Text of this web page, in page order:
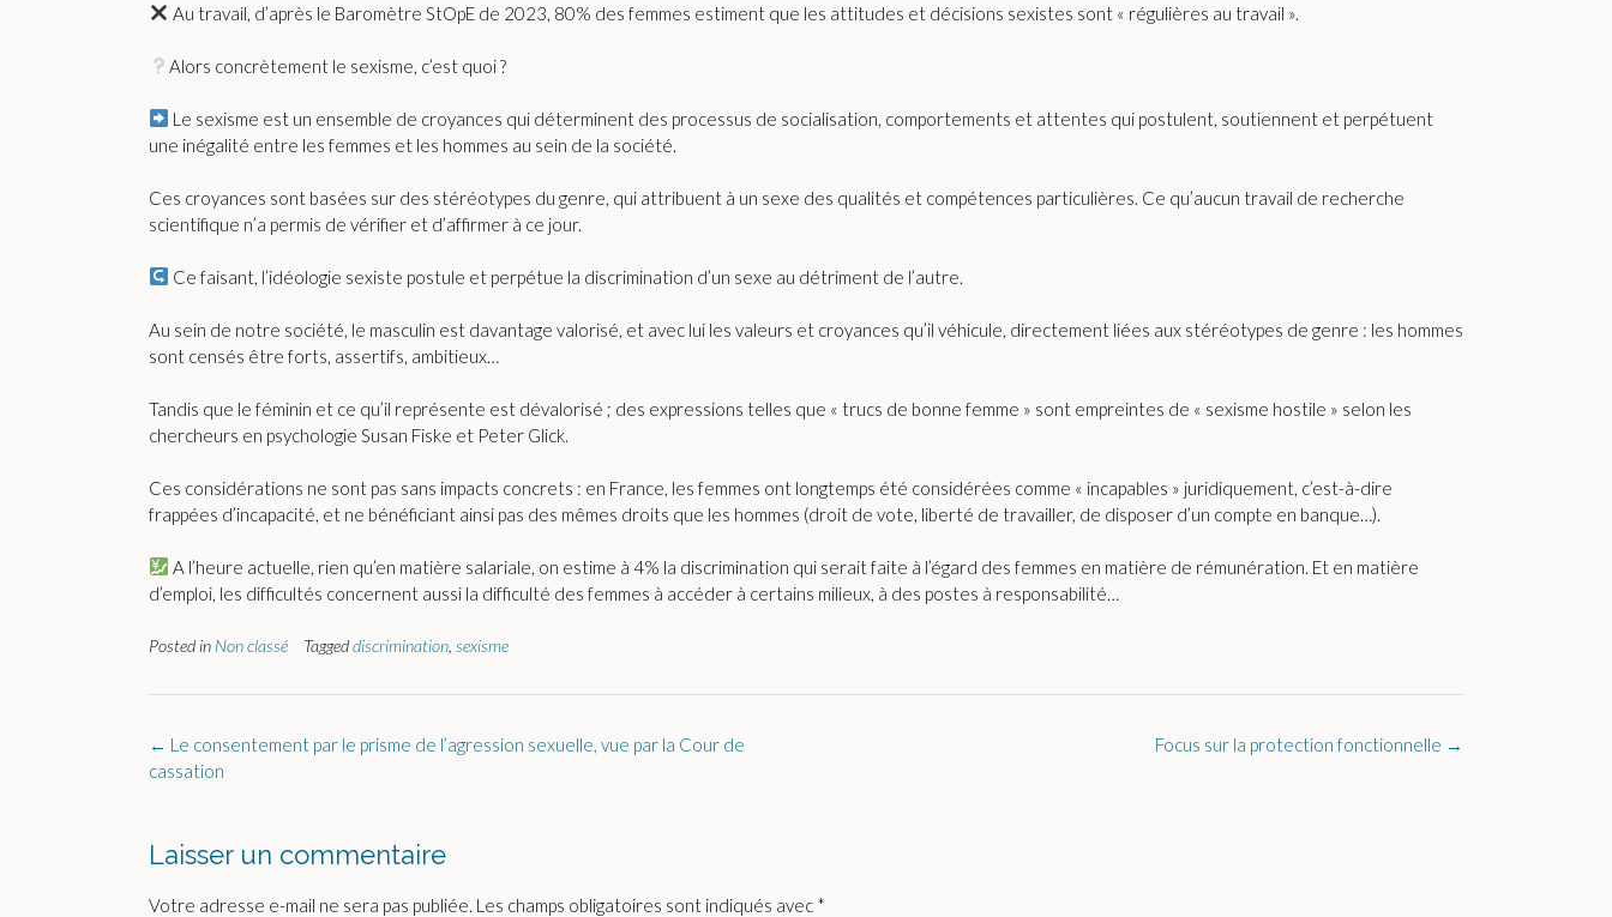
Au travail, d’après le Baromètre StOpE de 2023, 80% des femmes estiment que les attitudes et décisions sexistes sont « régulières au travail ».
Alors concrètement le sexisme, c’est quoi ?
Le sexisme est un ensemble de croyances qui déterminent des processus de socialisation, comportements et attentes qui postulent, soutiennent et perpétuent
une inégalité entre les femmes et les hommes au sein de la société.
Ces croyances sont basées sur des stéréotypes du genre, qui attribuent à un sexe des qualités et compétences particulières. Ce qu’aucun travail de recherche
scientifique n’a permis de vérifier et d’affirmer à ce jour.
Ce faisant, l’idéologie sexiste postule et perpétue la discrimination d’un sexe au détriment de l’autre.
Au sein de notre société, le masculin est davantage valorisé, et avec lui les valeurs et croyances qu’il véhicule, directement liées aux stéréotypes de genre : les hommes
sont censés être forts, assertifs, ambitieux…
Tandis que le féminin et ce qu’il représente est dévalorisé ; des expressions telles que « trucs de bonne femme » sont empreintes de « sexisme hostile » selon les
chercheurs en psychologie Susan Fiske et Peter Glick.
Ces considérations ne sont pas sans impacts concrets : en France, les femmes ont longtemps été considérées comme « incapables » juridiquement, c’est-à-dire
frappées d’incapacité, et ne bénéficiant ainsi pas des mêmes droits que les hommes (droit de vote, liberté de travailler, de disposer d’un compte en banque…).
A l’heure actuelle, rien qu’en matière salariale, on estime à 4% la discrimination qui serait faite à l’égard des femmes en matière de rémunération. Et en matière
d’emploi, les difficultés concernent aussi la difficulté des femmes à accéder à certains milieux, à des postes à responsabilité…
Posted in Non classé Taggeddiscrimination sexisme
Post
navigation
Focus sur la protection fonctionnelle →
← Le consentement par le prisme de l’agression sexuelle, vue par la Cour de
cassation
Laisser un commentaire
Votre adresse e-mail ne sera pas publiée. Les champs obligatoires sont indiqués avec *